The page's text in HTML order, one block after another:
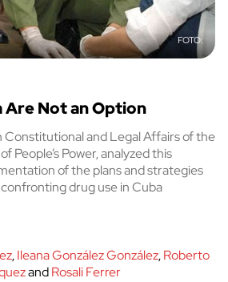
Are Not an Option
and Legal Affairs of the
People’s Power, analyzed this
of the plans and strategies
drug use in Cuba
,Ileana González González,Roberto
andRosali Ferrer